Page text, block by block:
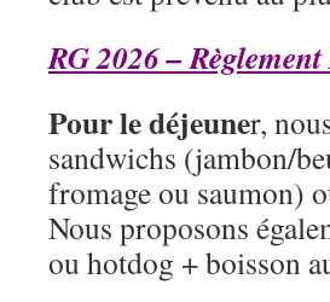
RG 2026 –
Pour le déjeuner,
sandwichs (jambon/
fromage ou saumon)
Nous proposons
ou hotdog + boisson